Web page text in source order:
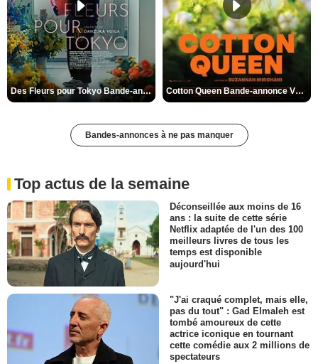
Des Fleurs pour Tokyo Bande-annonce VO STFR Cotton Queen Bande-annonce VO STFR
Bandes-annonces à ne pas manquer
Top actus de la semaine
Déconseillée aux moins de 16
ans : la suite de cette série
Netflix adaptée de l'un des 100
meilleurs livres de tous les
temps est disponible
aujourd'hui
"J'ai craqué complet, mais elle,
pas du tout" : Gad Elmaleh est
tombé amoureux de cette
actrice iconique en tournant
cette comédie aux 2 millions de
spectateurs